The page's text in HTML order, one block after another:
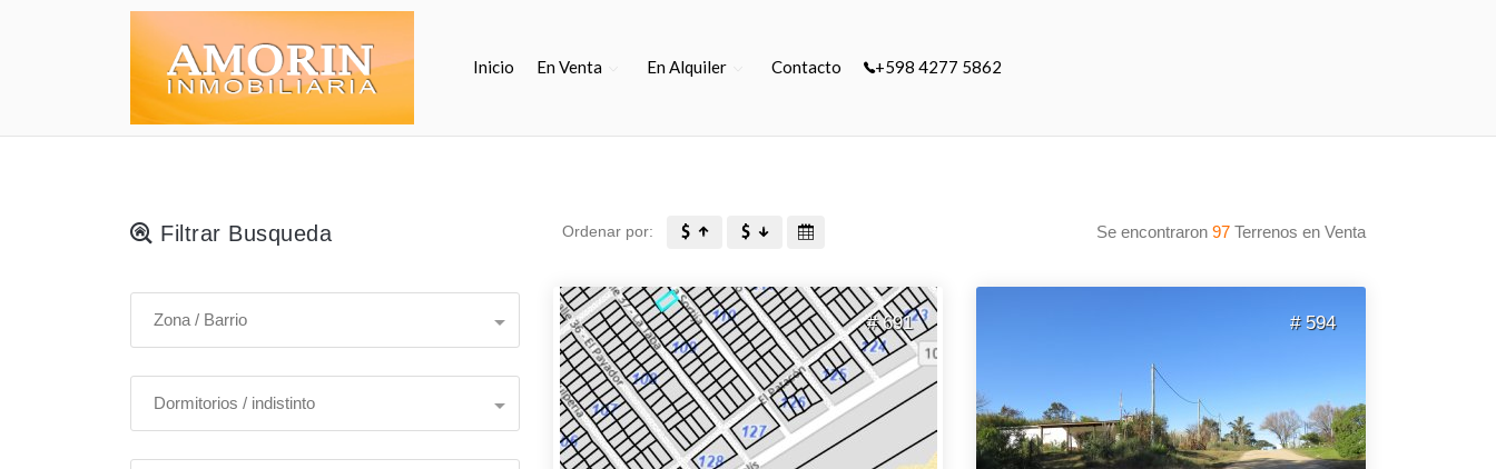
Inicio En Venta En Alquiler Contacto +598 4277 5862
Filtrar Busqueda
Zona / Barrio
Dormitorios / indistinto
Ordenar por: Se encontraron 97 Terrenos en Venta
# 691 # 594